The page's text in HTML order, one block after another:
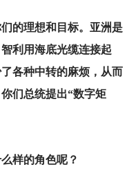
的理想和目标。亚洲是
利用海底光缆连接起
各种中转的麻烦，从而
们总统提出“数字矩
样的角色呢？